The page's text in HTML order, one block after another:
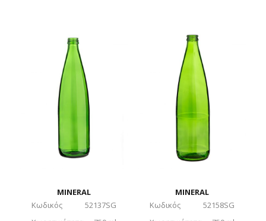
MINERAL
Κωδικός
52137SG
MINERAL
Κωδικός
52158SG